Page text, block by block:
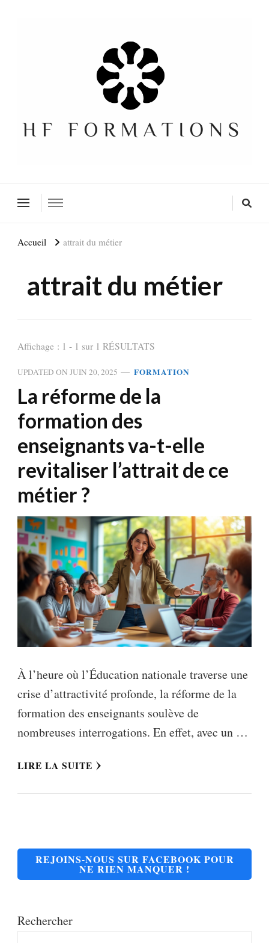
Accueil attrait du métier
attrait du métier
Affichage : 1 - 1 sur 1 RÉSULTATS
UPDATED ON JUIN 20, 2025 FORMATION
La réforme de la
formation des
enseignants va-t-elle
revitaliser l’attrait de ce
métier ?
À l’heure où l’Éducation nationale traverse une
crise d’attractivité profonde, la réforme de la
formation des enseignants soulève de
nombreuses interrogations. En effet, avec un …
LIRE LA SUITE
REJOINS-NOUS SUR FACEBOOK POUR
NE RIEN MANQUER !
Rechercher